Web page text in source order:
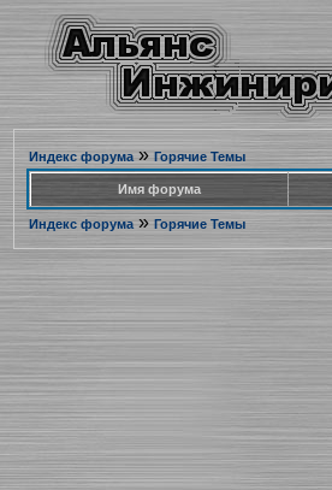
Индекс форума» Горячие Темы
Имя форума
Индекс форума» Горячие Темы